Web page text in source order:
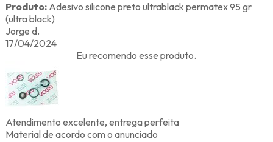
Produto:Adesivo silicone preto ultrablack permatex 95 gr
(ultra black)
Jorge d.
17/04/2024
Eu recomendo esse produto.
Atendimento excelente, entrega perfeita
Material de acordo com o anunciado